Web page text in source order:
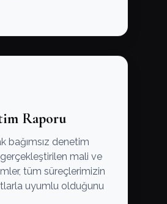
Raporu
bağımsız denetim
mali ve
tüm süreçlerimizin
uyumlu olduğunu